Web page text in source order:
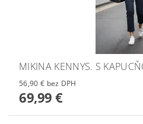
MIKINA KENNYS. S
56,90 € bez DPH
69,99 €